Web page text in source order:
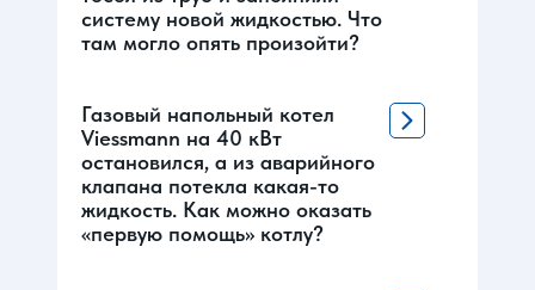
систему новой жидкостью. Что
там могло опять произойти?
Газовый напольный котел
Viessmann на 40 кВт
остановился, а из аварийного
клапана потекла какая-то
жидкость. Как можно оказать
«первую помощь» котлу?